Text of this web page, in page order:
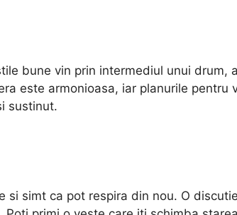
bune vin prin intermediul unui drum,
este armonioasa, iar planurile pentru
sustinut.
si simt ca pot respira din nou. O